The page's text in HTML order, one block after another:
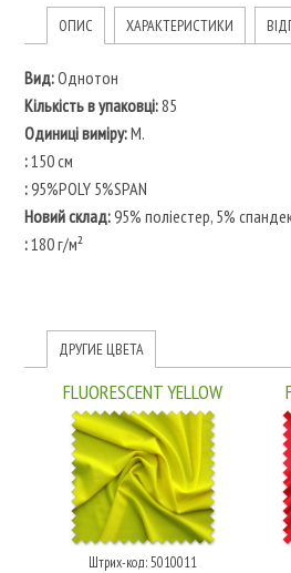
ОПИС ХАРАКТЕРИСТИКИ
Вид:Однотон
Кількість в упаковці:85
Одиниці виміру:M.
:150 см
:95%POLY 5%SPAN
Новий склад:95% поліестер, 5%
:180 г/м²
ДРУГИЕ ЦВЕТА
FLUORESCENT YELLOW
Штрих-код: 5010011